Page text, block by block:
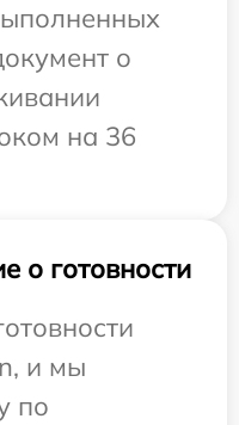
о
на 36
о готовности
и мы
по